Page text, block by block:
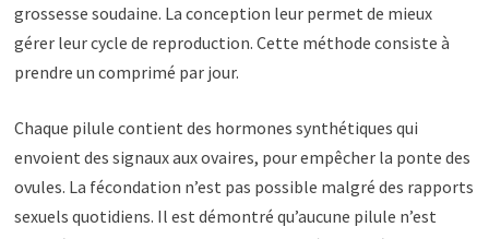
grossesse soudaine. La conception leur permet de mieux
gérer leur cycle de reproduction. Cette méthode consiste à
prendre un comprimé par jour.
Chaque pilule contient des hormones synthétiques qui
envoient des signaux aux ovaires, pour empêcher la ponte des
ovules. La fécondation n’est pas possible malgré des rapports
sexuels quotidiens. Il est démontré qu’aucune pilule n’est